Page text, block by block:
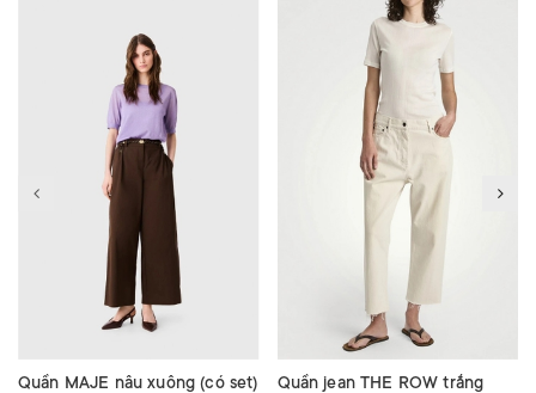
Quần MAJE nâu xuông (có set) Quần jean THE ROW trắng